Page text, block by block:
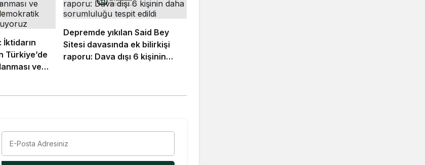
Türkiye’de
ve
Depremde yıkılan Said Bey
Sitesi davasında ek bilirkişi
raporu: Dava dışı 6 kişinin